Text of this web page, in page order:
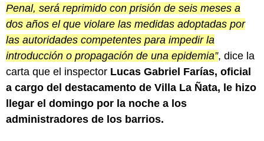
Penal, será reprimido con prisión de seis meses a
dos años el que violare las medidas adoptadas por
las autoridades competentes para impedir la
introducción o propagación de una epidemia”, dice la
carta que el inspector Lucas Gabriel Farías, oficial
a cargo del destacamento de Villa La Ñata, le hizo
llegar el domingo por la noche a los
administradores de los barrios.